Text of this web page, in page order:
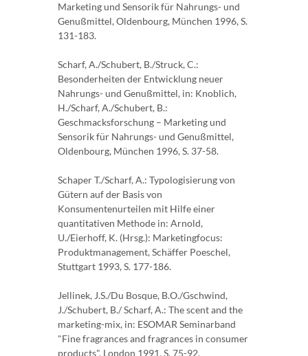
Marketing und Sensorik für Nahrungs- und
Genußmit­tel, Oldenbourg, München 1996, S.
131-183.
Scharf, A./Schubert, B./Struck, C.:
Besonderheiten der Entwicklung neuer
Nahrungs- und Genußmittel, in: Knoblich,
H./Scharf, A./Schubert, B.:
Geschmacksforschung – Marketing und
Sensorik für Nahrungs- und Genußmittel,
Oldenbourg, München 1996, S. 37-58.
Schaper T./Scharf, A.: Typologisierung von
Gütern auf der Basis von
Konsumentenurteilen mit Hilfe einer
quantitativen Methode in: Arnold,
U./Eierhoff, K. (Hrsg.): Marketingfocus:
Produktmanagement, Schäffer Poeschel,
Stuttgart 1993, S. 177-186.
Jellinek, J.S./Du Bosque, B.O./Gschwind,
J./Schubert, B./ Scharf, A.: The scent and the
mar­keting-mix, in: ESOMAR Seminarband
"Fine fragrances and fragrances in consumer
pro­ducts", London 1991, S. 75-92.